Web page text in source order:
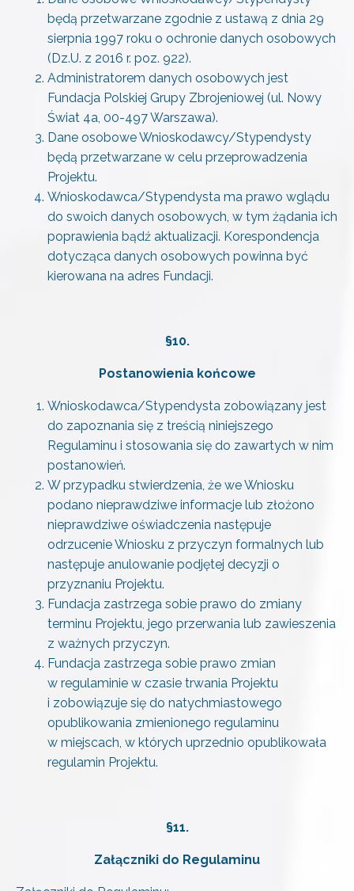
będą przetwarzane zgodnie z ustawą z dnia 29
sierpnia 1997 roku o ochronie danych osobowych
(Dz.U. z 2016 r. poz. 922).
Administratorem danych osobowych jest
Fundacja Polskiej Grupy Zbrojeniowej (ul. Nowy
Świat 4a, 00-497 Warszawa).
Dane osobowe Wnioskodawcy/Stypendysty
będą przetwarzane w celu przeprowadzenia
Projektu.
Wnioskodawca/Stypendysta ma prawo wglądu
do swoich danych osobowych, w tym żądania ich
poprawienia bądź aktualizacji. Korespondencja
dotycząca danych osobowych powinna być
kierowana na adres Fundacji.
§10.
Postanowienia końcowe
Wnioskodawca/Stypendysta zobowiązany jest
do zapoznania się z treścią niniejszego
Regulaminu i stosowania się do zawartych w nim
postanowień.
W przypadku stwierdzenia, że we Wniosku
podano nieprawdziwe informacje lub złożono
nieprawdziwe oświadczenia następuje
odrzucenie Wniosku z przyczyn formalnych lub
następuje anulowanie podjętej decyzji o
przyznaniu Projektu.
Fundacja zastrzega sobie prawo do zmiany
terminu Projektu, jego przerwania lub zawieszenia
z ważnych przyczyn.
Fundacja zastrzega sobie prawo zmian
w regulaminie w czasie trwania Projektu
i zobowiązuje się do natychmiastowego
opublikowania zmienionego regulaminu
w miejscach, w których uprzednio opublikowała
regulamin Projektu.
§11.
Załączniki do Regulaminu